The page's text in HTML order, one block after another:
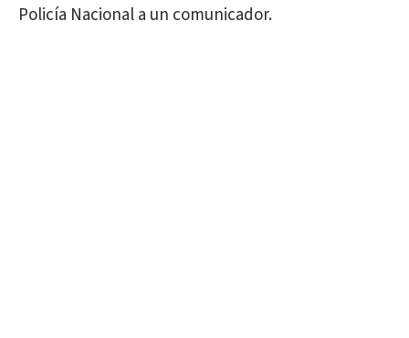
Policía Nacional a un comunicador.